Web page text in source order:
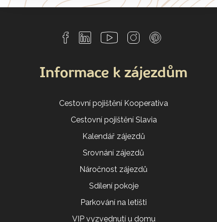
Informace k zájezdům
Cestovní pojištění Kooperativa
Cestovní pojištění Slavia
Kalendář zájezdů
Srovnání zájezdů
Náročnost zájezdů
Sdílení pokoje
Parkování na letišti
VIP vyzvednutí u domu